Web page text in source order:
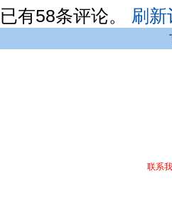
已有58条评论。 刷新
联系